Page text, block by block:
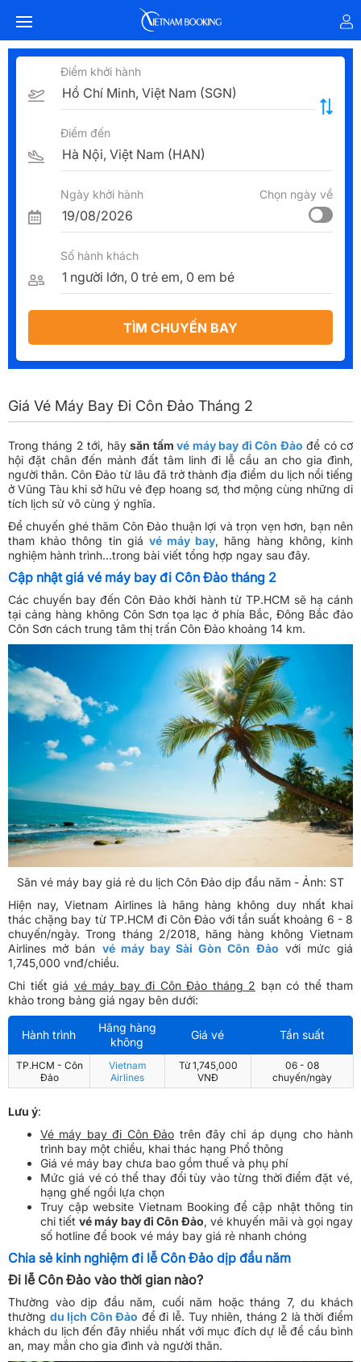
Điểm khởi hành
Điểm đến
Ngày khởi hành Chọn ngày về
Số hành khách
TÌM CHUYẾN BAY
Giá Vé Máy Bay Đi Côn Đảo Tháng 2
Trong tháng 2 tới, hãysăn tấmvé máy bay đi Côn Đảo để có cơ
hội đặt chân đến mảnh đất tâm linh đi lễ cầu an cho gia đình,
người thân. Côn Đảo từ lâu đã trở thành địa điểm du lịch nổi tiếng
ở Vũng Tàu khi sở hữu vẻ đẹp hoang sơ, thơ mộng cùng những di
tích lịch sử vô cùng ý nghĩa.
Để chuyến ghé thăm Côn Đảo thuận lợi và trọn vẹn hơn, bạn nên
tham khảo thông tin giá vé máy bay, hãng hàng không, kinh
nghiệm hành trình…trong bài viết tổng hợp ngay sau đây.
Cập nhật giá vé máy bay đi Côn Đảo tháng 2
Các chuyến bay đến Côn Đảo khởi hành từ TP.HCM sẽ hạ cánh
tại cảng hàng không Côn Sơn tọa lạc ở phía Bắc, Đông Bắc đảo
Côn Sơn cách trung tâm thị trấn Côn Đảo khoảng 14 km.
Săn vé máy bay giá rẻ du lịch Côn Đảo dịp đầu năm - Ảnh: ST
Hiện nay, Vietnam Airlines là hãng hàng không duy nhất khai
thác chặng bay từ TP.HCM đi Côn Đảo với tần suất khoảng 6 - 8
chuyến/ngày. Trong tháng 2/2018, hãng hàng không Vietnam
Airlines mở bán vé máy bay Sài Gòn Côn Đảo với mức giá
1,745,000 vnđ/chiều.
Chi tiết giá vé máy bay đi Côn Đảo tháng 2 bạn có thể tham
khảo trong bảng giá ngay bên dưới:
Hành trình
Hãng hàng
không
Giá vé Tần suất
TP.HCM - Côn
Đảo
Vietnam
Airlines
Từ 1,745,000
VNĐ
06 - 08
chuyến/ngày
Lưu ý:
Vé máy bay đi Côn Đảo trên đây chỉ áp dụng cho hành
trình bay một chiều, khai thác hạng Phổ thông
Giá vé máy bay chưa bao gồm thuế và phụ phí
Mức giá vé có thể thay đổi tùy vào từng thời điểm đặt vé,
hạng ghế ngồi lựa chọn
Truy cập website Vietnam Booking để cập nhật thông tin
chi tiếtvé máy bay đi Côn Đảo, vé khuyến mãi và gọi ngay
số hotline để book vé máy bay giá rẻ nhanh chóng
Chia sẻ kinh nghiệm đi lễ Côn Đảo dịp đầu năm
Đi lễ Côn Đảo vào thời gian nào?
Thường vào dịp đầu năm, cuối năm hoặc tháng 7, du khách
thường du lịch Côn Đảo để đi lễ. Tuy nhiên, tháng 2 là thời điểm
khách du lịch đến đây nhiều nhất với mục đích dự lễ để cầu bình
an, may mắn cho gia đình và người thân.